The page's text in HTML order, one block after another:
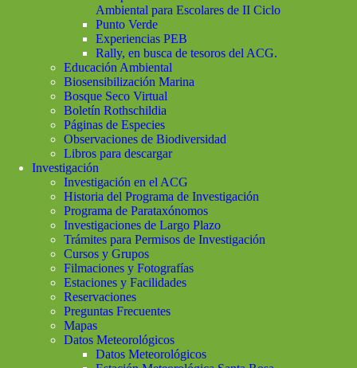
Ambiental para Escolares de II Ciclo
Punto Verde
Experiencias PEB
Rally, en busca de tesoros del ACG.
Educación Ambiental
Biosensibilización Marina
Bosque Seco Virtual
Boletín Rothschildia
Páginas de Especies
Observaciones de Biodiversidad
Libros para descargar
Investigación
Investigación en el ACG
Historia del Programa de Investigación
Programa de Parataxónomos
Investigaciones de Largo Plazo
Trámites para Permisos de Investigación
Cursos y Grupos
Filmaciones y Fotografías
Estaciones y Facilidades
Reservaciones
Preguntas Frecuentes
Mapas
Datos Meteorológicos
Datos Meteorológicos